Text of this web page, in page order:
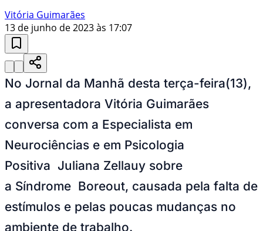
Vitória Guimarães
13 de junho de 2023 às 17:07
No Jornal da Manhã desta terça-feira(13),
a apresentadora Vitória Guimarães
conversa com a Especialista em
Neurociências e em Psicologia
Positiva Juliana Zellauy sobre
a Síndrome Boreout, causada pela falta de
estímulos e pelas poucas mudanças no
ambiente de trabalho.